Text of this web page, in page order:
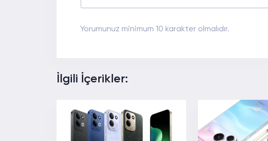
Yorumunuz minimum 10 karakter olmalıdır.
İlgili İçerikler: